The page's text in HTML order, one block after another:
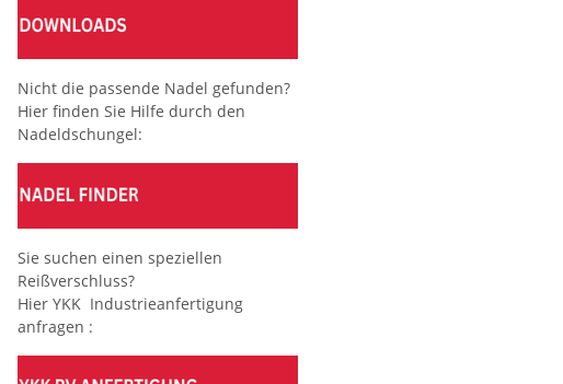
Nicht die passende Nadel gefunden?
Hier finden Sie Hilfe durch den
Nadeldschungel:
Sie suchen einen speziellen
Reißverschluss?
Hier YKK Industrieanfertigung
anfragen :